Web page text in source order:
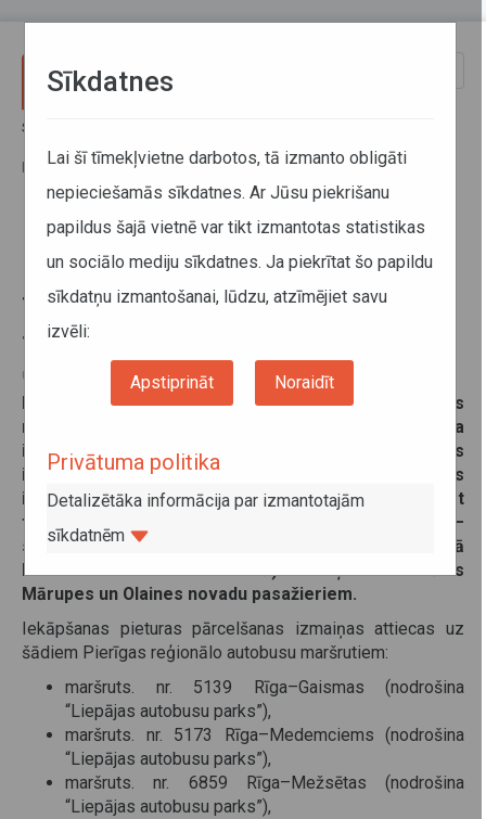
Sākums
pārcelta iekāpšanas pietura Satekles ielā
No 14. aprīļa vairākiem Pierīgas
reģionālo autobusu maršrutiem
tiek pārcelta iekāpšanas pietura
Satekles ielā
09. aprīlis 2025
No pirmdienas, šī gada 14. aprīļa vairākiem Pierīgas
reģionālo autobusu maršrutiem tiek pārcelta
iekāpšanas galapunkta pietura “Rīga (Elizabetes
iela)”. Šobrīd tā atrodas pagaidu vietā uz Satekles
ielas (pretī Neste degvielas uzpildes stacijai), bet
turpmāk būs aptuveni simts metrus tuvāk centram –
starp Elizabetes un Dzirnavu ielām (pie jaunbūvējamā
biznesa centra Satekles ielā). Izmaiņas ir aktuālas
Mārupes un Olaines novadu pasažieriem.
Iekāpšanas pieturas pārcelšanas izmaiņas attiecas uz
šādiem Pierīgas reģionālo autobusu maršrutiem:
maršruts. nr. 5139 Rīga–Gaismas (nodrošina
“Liepājas autobusu parks”),
maršruts. nr. 5173 Rīga–Medemciems (nodrošina
“Liepājas autobusu parks”),
maršruts. nr. 6859 Rīga–Mežsētas (nodrošina
“Liepājas autobusu parks”),
Sīkdatnes
Lai šī tīmekļvietne darbotos, tā izmanto obligāti
nepieciešamās sīkdatnes. Ar Jūsu piekrišanu
papildus šajā vietnē var tikt izmantotas statistikas
un sociālo mediju sīkdatnes. Ja piekrītat šo papildu
sīkdatņu izmantošanai, lūdzu, atzīmējiet savu
izvēli:
Apstiprināt Noraidīt
Privātuma politika
Detalizētāka informācija par izmantotajām
sīkdatnēm